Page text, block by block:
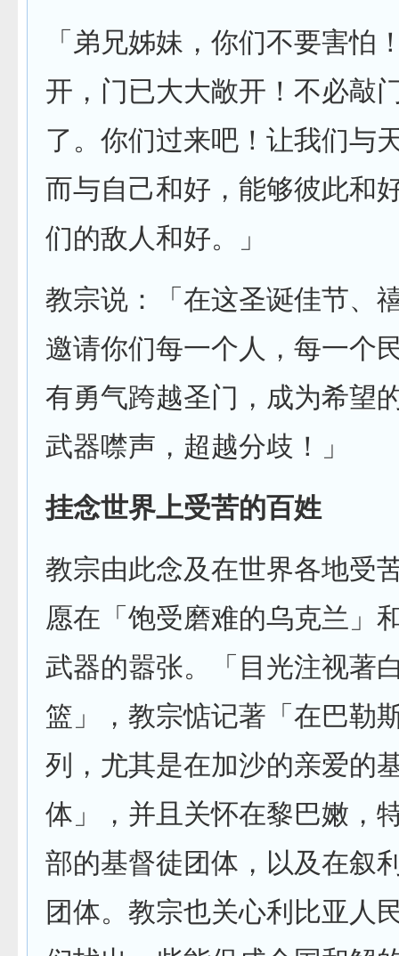
「弟兄姊妹，你们不要害怕
开，门已大大敞开！不必敲
了。你们过来吧！让我们与
而与自己和好，能够彼此和
们的敌人和好。」
教宗说：「在这圣诞佳节、
邀请你们每一个人，每一个
有勇气跨越圣门，成为希望
武器噤声，超越分歧！」
挂念世界上受苦的百姓
教宗由此念及在世界各地受
愿在「饱受磨难的乌克兰」
武器的嚣张。「目光注视著
篮」，教宗惦记著「在巴勒
列，尤其是在加沙的亲爱的
体」，并且关怀在黎巴嫩，
部的基督徒团体，以及在叙
团体。教宗也关心利比亚人